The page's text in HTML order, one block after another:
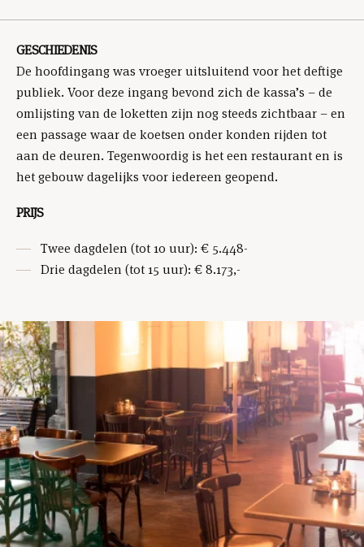
GESCHIEDENIS
De hoofdingang was vroeger uitsluitend voor het deftige
publiek. Voor deze ingang bevond zich de kassa’s – de
omlijsting van de loketten zijn nog steeds zichtbaar – en
een passage waar de koetsen onder konden rijden tot
aan de deuren. Tegenwoordig is het een restaurant en is
het gebouw dagelijks voor iedereen geopend.
PRIJS
Twee dagdelen (tot 10 uur): € 5.448-
Drie dagdelen (tot 15 uur): € 8.173,-